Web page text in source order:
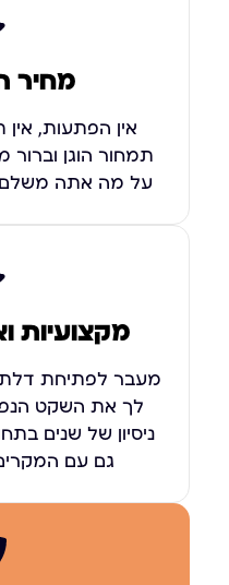
מחיר
אין הפתעות, אין
תמחור הוגן
על מה אתה משלם
מקצועיות
מעבר לפתיחת
לך את השקט
ניסיון של שנים
גם עם